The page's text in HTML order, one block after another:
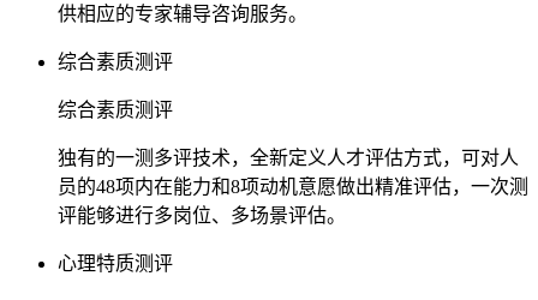
供相应的专家辅导咨询服务。
综合素质测评
综合素质测评
独有的一测多评技术，全新定义人才评估方式，可对人
员的48项内在能力和8项动机意愿做出精准评估，一次测
评能够进行多岗位、多场景评估。
心理特质测评